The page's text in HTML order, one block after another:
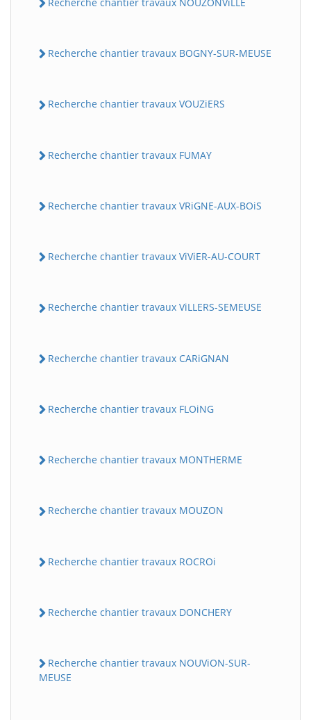
Recherche chantier travaux BOGNY-SUR-MEUSE
Recherche chantier travaux VOUZiERS
Recherche chantier travaux FUMAY
Recherche chantier travaux VRiGNE-AUX-BOiS
Recherche chantier travaux ViViER-AU-COURT
Recherche chantier travaux ViLLERS-SEMEUSE
Recherche chantier travaux CARiGNAN
Recherche chantier travaux FLOiNG
Recherche chantier travaux MONTHERME
Recherche chantier travaux MOUZON
Recherche chantier travaux ROCROi
Recherche chantier travaux DONCHERY
Recherche chantier travaux NOUViON-SUR-
MEUSE